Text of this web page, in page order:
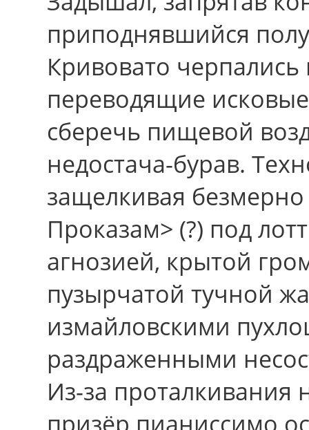
приподнявшийся
Кривовато
переводящие
сберечь пищевой
недостача-бурав.
защелкивая
Проказам> (?) под
агнозией, крытой
пузырчатой тучной
измайловскими
раздраженными
Из-за проталкивания
призёр пианиссимо